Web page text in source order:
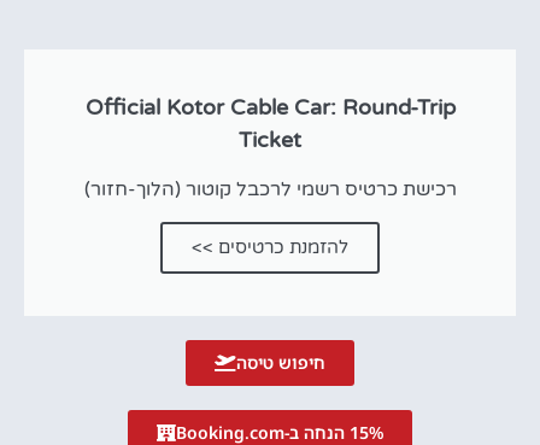
Official Kotor Cable Car: Round-Trip
Ticket
רכישת כרטיס רשמי לרכבל קוטור (הלוך-חזור)
להזמנת כרטיסים >>
חיפוש טיסה
15% הנחה ב-Booking.com